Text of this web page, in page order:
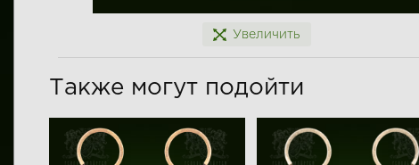
Увеличить
Также могут подойти